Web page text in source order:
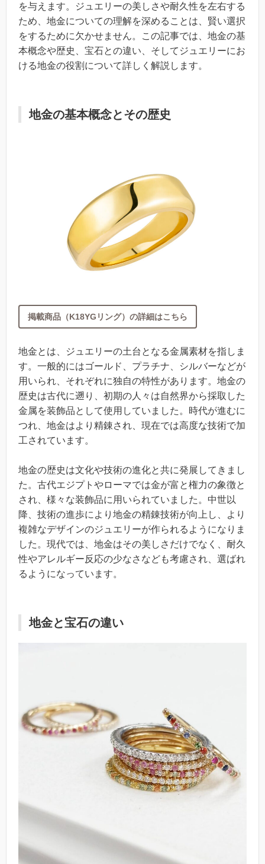
を与えます。ジュエリーの美しさや耐久性を左右する
ため、地金についての理解を深めることは、賢い選択
をするために欠かせません。この記事では、地金の基
本概念や歴史、宝石との違い、そしてジュエリーにお
ける地金の役割について詳しく解説します。
地金の基本概念とその歴史
掲載商品（K18YGリング）の詳細はこちら
地金とは、ジュエリーの土台となる金属素材を指しま
す。一般的にはゴールド、プラチナ、シルバーなどが
用いられ、それぞれに独自の特性があります。地金の
歴史は古代に遡り、初期の人々は自然界から採取した
金属を装飾品として使用していました。時代が進むに
つれ、地金はより精錬され、現在では高度な技術で加
工されています。
地金の歴史は文化や技術の進化と共に発展してきまし
た。古代エジプトやローマでは金が富と権力の象徴と
され、様々な装飾品に用いられていました。中世以
降、技術の進歩により地金の精錬技術が向上し、より
複雑なデザインのジュエリーが作られるようになりま
した。現代では、地金はその美しさだけでなく、耐久
性やアレルギー反応の少なさなども考慮され、選ばれ
るようになっています。
地金と宝石の違い